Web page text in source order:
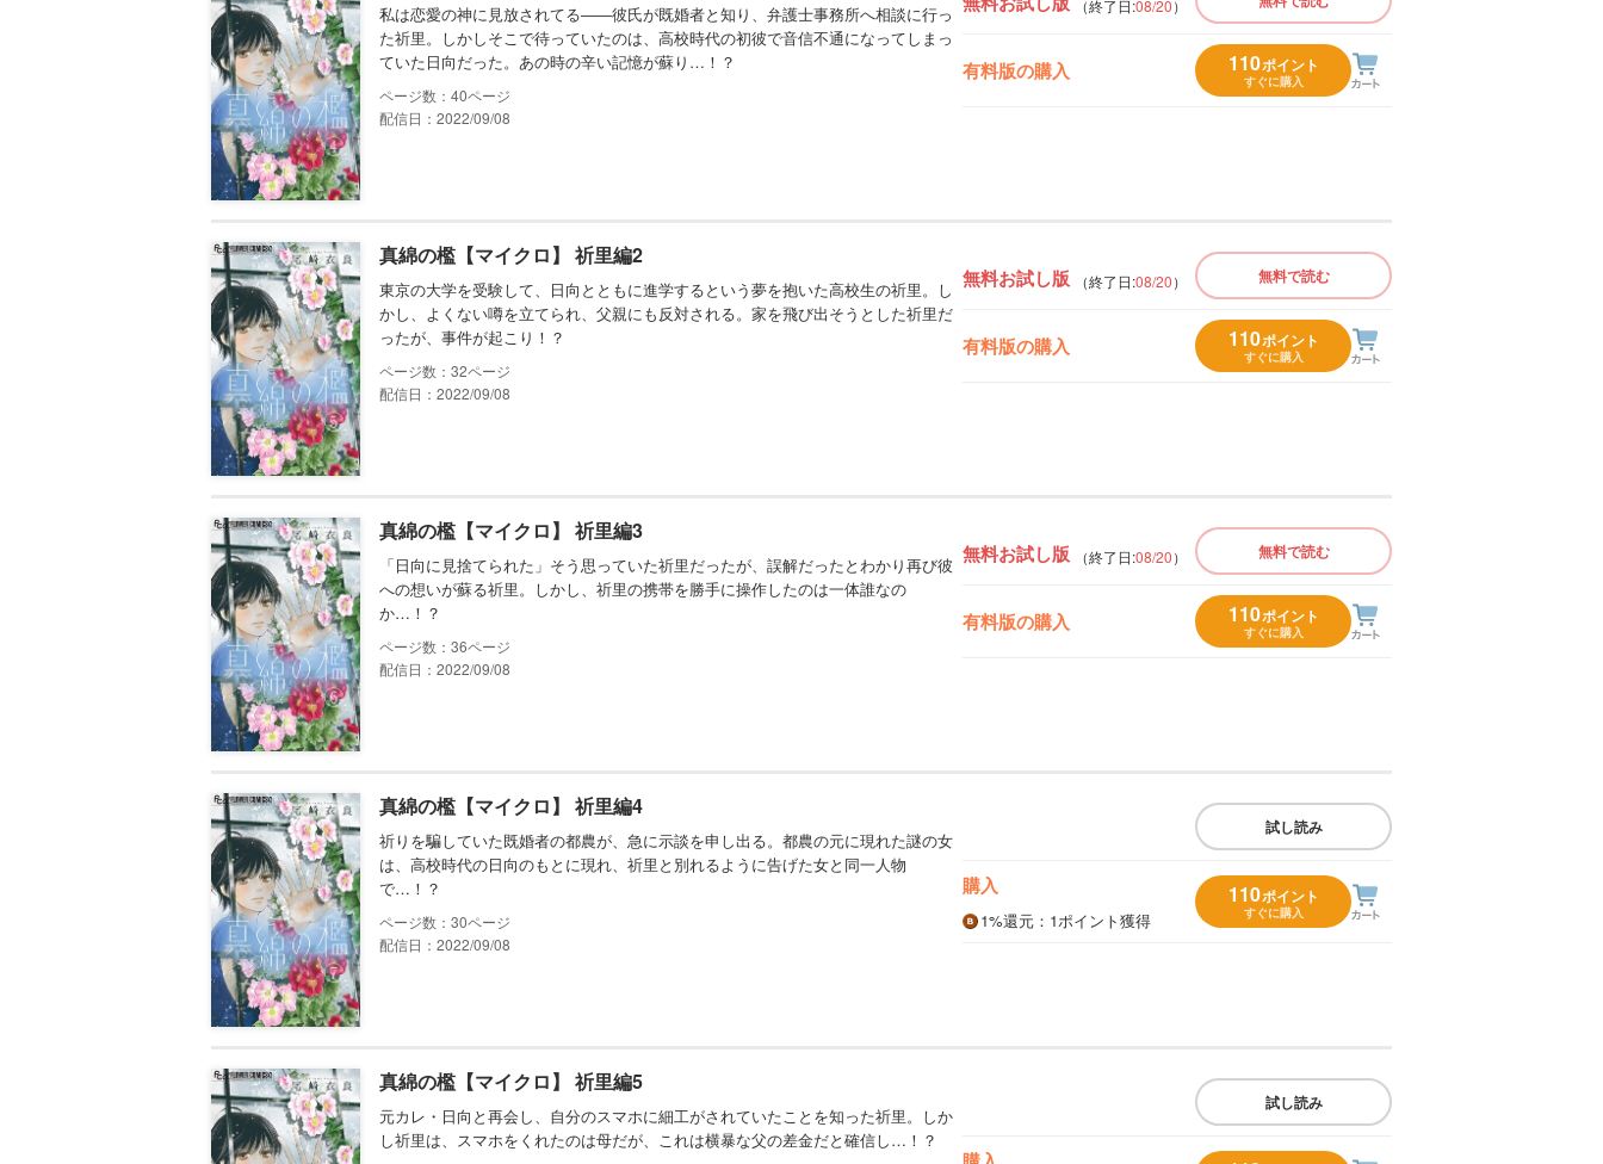
私は恋愛の神に見放されてる――彼氏が既婚者と知り、弁護士事務所へ相談に行っ
た祈里。しかしそこで待っていたのは、高校時代の初彼で音信不通になってしまっ
ていた日向だった。あの時の辛い記憶が蘇り…！？
40
配信日：2022/09/08
（終了日:08/20）
有料版の購入 110ポイント
すぐに購入
真綿の檻【マイクロ】 祈里編2
東京の大学を受験して、日向とともに進学するという夢を抱いた高校生の祈里。し
かし、よくない噂を立てられ、父親にも反対される。家を飛び出そうとした祈里だ
ったが、事件が起こり！？
32
配信日：2022/09/08
無料お試し版 （終了日:08/20） 無料で読む
有料版の購入 110ポイント
すぐに購入
真綿の檻【マイクロ】 祈里編3
「日向に見捨てられた」そう思っていた祈里だったが、誤解だったとわかり再び彼
への想いが蘇る祈里。しかし、祈里の携帯を勝手に操作したのは一体誰なの
か…！？
36
配信日：2022/09/08
無料お試し版 （終了日:08/20） 無料で読む
有料版の購入 110ポイント
すぐに購入
真綿の檻【マイクロ】 祈里編4
祈りを騙していた既婚者の都農が、急に示談を申し出る。都農の元に現れた謎の女
は、高校時代の日向のもとに現れ、祈里と別れるように告げた女と同一人物
で…！？
30
配信日：2022/09/08
試し読み
購入
1%還元 ：1ポイント獲得
110ポイント
すぐに購入
真綿の檻【マイクロ】 祈里編5
元カレ・日向と再会し、自分のスマホに細工がされていたことを知った祈里。しか
し祈里は、スマホをくれたのは母だが、これは横暴な父の差金だと確信し…！？
試し読み